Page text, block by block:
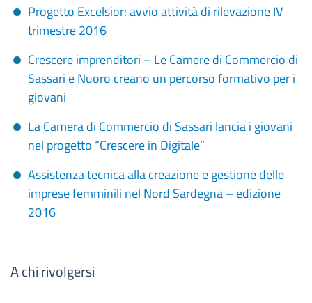
Progetto Excelsior: avvio attività di rilevazione IV
trimestre 2016
Crescere imprenditori – Le Camere di Commercio di
Sassari e Nuoro creano un percorso formativo per i
giovani
La Camera di Commercio di Sassari lancia i giovani
nel progetto “Crescere in Digitale”
Assistenza tecnica alla creazione e gestione delle
imprese femminili nel Nord Sardegna – edizione
2016
A chi rivolgersi